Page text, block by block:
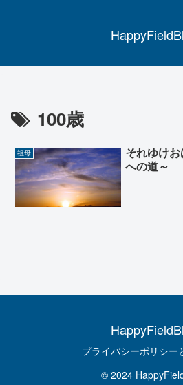
100歳
祖母
それゆけ
への道～
プライバシーポリシー
© 2024